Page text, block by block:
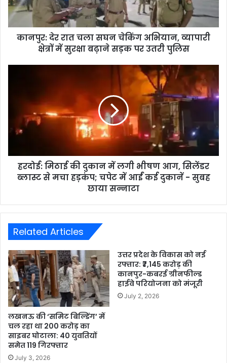
कानपुर: देर रात चला सघन चेकिंग अभियान, व्यापारी
क्षेत्रों में सुरक्षा बढ़ाने सड़क पर उतरी पुलिस
हरदोई: मिठाई की दुकान में लगी भीषण आग, सिलेंडर
ब्लास्ट से मचा हड़कंप; चपेट में आईं कई दुकानें - सुबह
छाया सन्नाटा
Related Articles
लखनऊ की ‘समिट बिल्डिंग’ में
चल रहा था 200 करोड़ का
साइबर घोटाला: 40 युवतियों
समेत 119 गिरफ्तार
July 3, 2026
उत्तर प्रदेश के विकास को नई
रफ्तार: ₹7,145 करोड़ की
कानपुर-कबरई ग्रीनफील्ड
हाईवे परियोजना को मंजूरी
July 2, 2026